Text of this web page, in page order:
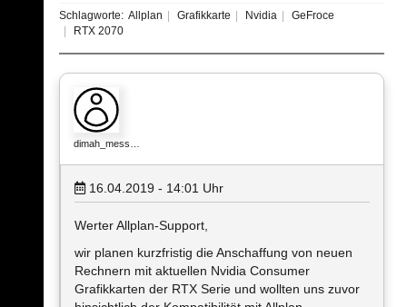
Schlagworte: Allplan Grafikkarte Nvidia
GeFroce
RTX 2070
dimah_mess…
16.04.2019 - 14:01 Uhr
Werter Allplan-Support,
wir planen kurzfristig die Anschaffung von neuen
Rechnern mit aktuellen Nvidia Consumer
Grafikkarten der RTX Serie und wollten uns zuvor